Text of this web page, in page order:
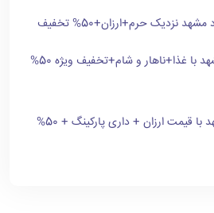
نزدیک حرم+ارزان+50% تخفیف
غذا+ناهار و شام+تخفیف ویژه 50%
لیست مسافرخانه های مشهد با قیمت ارزان + داری پارکینگ + 50%